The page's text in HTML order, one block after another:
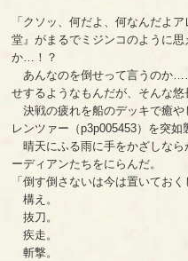
「クソッ、何だよ、何なんだよ
堂』がまるでミジンコのように
か…！？
あんなのを倒せって言うのか
せするようなもんだが、そんな悠
決戦の疲れを船のデッキで癒や
レンツァー（p3p005453）を突如
晴天にふる雨に手をかざしな
ーディアンたちをにらんだ。
「倒す倒さないは今は置いてお
構え。
抜刀。
疾走。
斬撃。